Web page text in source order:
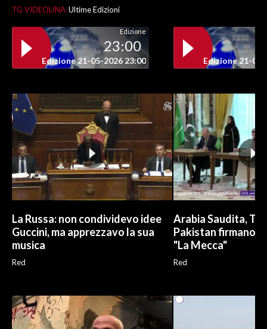
TG VIDEOLINA Ultime Edizioni
Edizione
23:00
Edizione 21-05-2026 23:00 Edizione 21-05-
La Russa: non condividevo idee
Guccini, ma apprezzavo la sua
musica
Red
Arabia Saudita,
Pakistan firmano
"La Mecca"
Red